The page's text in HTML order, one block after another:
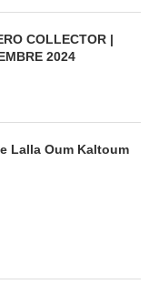
COLLECTOR |
2024
Lalla Oum Kaltoum